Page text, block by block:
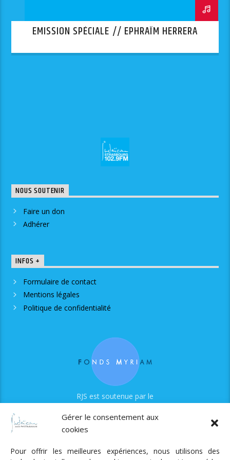
Gérer le consentement aux
cookies
Pour offrir les meilleures expériences, nous utilisons des
EMISSION SPÉCIALE // EPHRAÏM HERRERA
NOUS SOUTENIR
Faire un don
Adhérer
INFOS +
Formulaire de contact
Mentions légales
Politique de confidentialité
RJS est soutenue par le